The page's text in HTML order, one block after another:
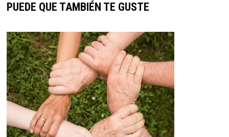
PUEDE QUE TAMBIÉN TE GUSTE